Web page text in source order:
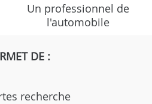
Un professionnel de
l'automobile
DE :
recherche